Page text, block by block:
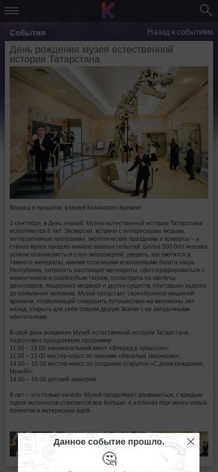
События Назад к событиям
День рождения музея естественной
истории Татарстана
Вперед в прошлое, в музей Казанского Кремля!
1 сентября, в День знаний, Музею естественной истории Татарстана
исполняется 8 лет. Экскурсии, встречи с интересными людьми,
интерактивные программы, экологические праздники и конкурсы – в
стенах музея прошло немало важных событий. Более 500 000 человек
успели познакомиться с его экспозицией: увидеть, как светятся в
темноте минералы, какими полезными ископаемыми богата наша
Республика, потрогать настоящие метеориты, сфотографироваться с
мамонтенком и саблезубым тигром, посмотреть на скелеты
динозавров, пещерного медведя и других существ, обитавших задолго
до появления человека. Музей предстает своеобразной машиной
времени, позволяющей совершить путешествие на миллионы лет
назад, открыть для себя совсем другую Землю с ее загадочными
обитателями.
В свой день рождения Музей естественной истории Татарстана
подготовил праздничную программу:
11.00 – 16.00 занимательный квест «Вперед в прошлое»;
11.00 – 13.00 мастер-класс по оригами «Веселые зверюшки»;
14.00 – 16.00 мастер-класс по созданию открыток «С днем рождения,
Музей!»;
14.00 – 16.00 детский аквагрим.
8 лет – это только начало. Музей продолжает развиваться, с каждым
годом экспонатов становится все больше. А в планах еще много новых
проектов и интересных идей.
Данное событие прошло.
🤔